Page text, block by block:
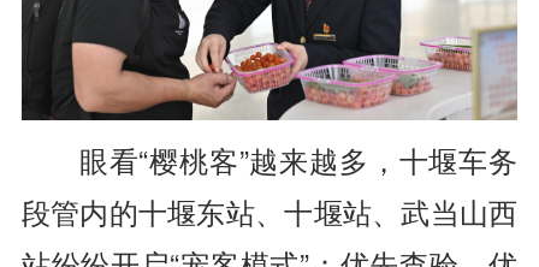
眼看“樱桃客”越来越多，十堰车务
段管内的十堰东站、十堰站、武当山西